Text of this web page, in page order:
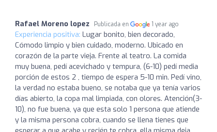
Rafael Moreno lopez Publicada en 1 year ago
Experiencia positiva: Lugar bonito, bien decorado,
Cómodo limpio y bien cuidado, moderno. Ubicado en
corazón de la parte vieja. Frente al teatro. La comida
muy buena, pedí acevichado y tempura, (6-10) pedí media
porción de estos 2 , tiempo de espera 5-10 min. Pedí vino,
la verdad no estaba bueno, se notaba que ya tenía varios
días abierto, la copa mal limpiada, con olores. Atención(3-
10), no fue buena, ya que esta solo 1 persona que atiende
y la misma persona cobra, cuando se llena tienes que